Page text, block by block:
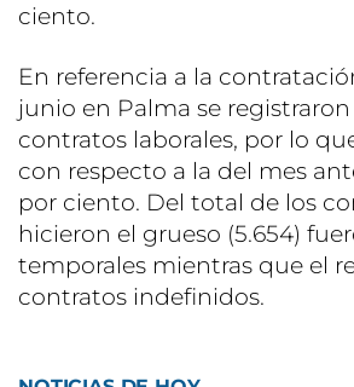
ciento.
En referencia a la
junio en Palma se registraron
contratos laborales, por lo
con respecto a la del mes
por ciento. Del total de los
hicieron el grueso (5.654)
temporales mientras que el
contratos indefinidos.